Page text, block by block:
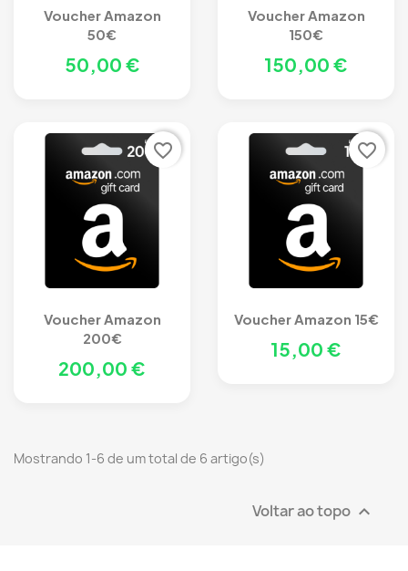
Voucher Amazon
50€
50,00 €
Voucher Amazon
150€
150,00 €
Voucher Amazon
200€
200,00 €
favorite_border
Voucher Amazon 15€
15,00 €
favorite_border
Mostrando 1-6 de um total de 6 artigo(s)
Voltar ao topo 